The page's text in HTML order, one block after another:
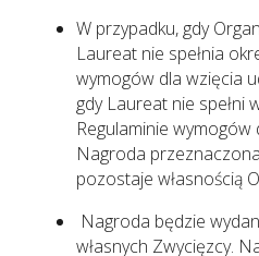
W przypadku, gdy
Laureat nie spełnia
wymogów dla wzięcia
gdy Laureat nie spełni
Regulaminie
Nagroda
pozostaje własnością
Nagroda będzie
własnych Zwycięzcy.